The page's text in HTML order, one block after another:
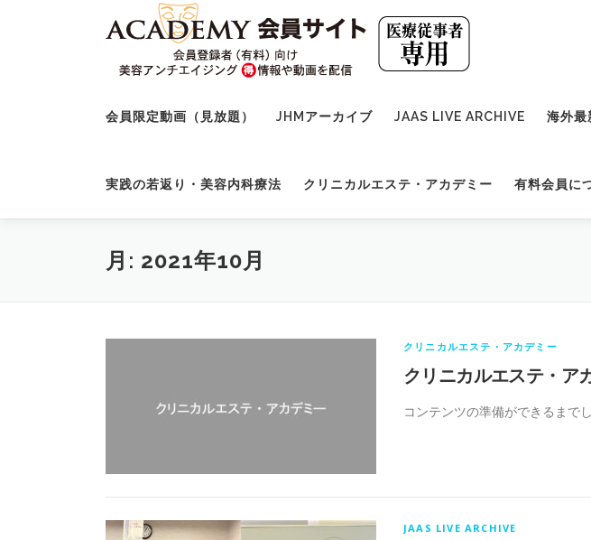
会員限定動画（見放題） JHMアーカイブ JAAS LIVE ARCHIVE 海外最
実践の若返り・美容内科療法 クリニカルエステ・アカデミー 有料会員に
月: 2021年10月
クリニカルエステ・アカデミー
クリニカルエステ・ア
コンテンツの準備ができるまで
JAAS LIVE ARCHIVE